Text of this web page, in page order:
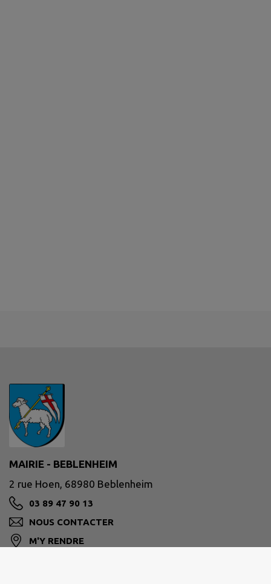
MAIRIE - BEBLENHEIM
2 rue Hoen, 68980 Beblenheim
03 89 47 90 13
NOUS CONTACTER
M'Y RENDRE